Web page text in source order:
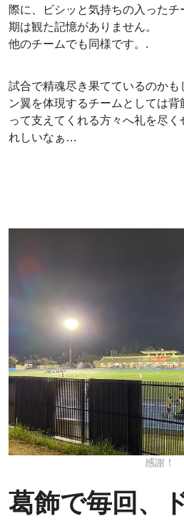
際に、ビシッと気持ちの入った
期は観た記憶がありません。
他のチームでも同様です。.
試合で精魂尽き果てているのか
ン翼を体現するチームとしては
って支えてくれる方々へ礼を尽く
れしいなぁ…
感謝！
葛飾で毎回、